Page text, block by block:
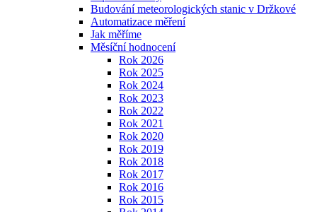
Budování meteorologických stanic v Držkové
Automatizace měření
Jak měříme
Měsíční hodnocení
Rok 2026
Rok 2025
Rok 2024
Rok 2023
Rok 2022
Rok 2021
Rok 2020
Rok 2019
Rok 2018
Rok 2017
Rok 2016
Rok 2015